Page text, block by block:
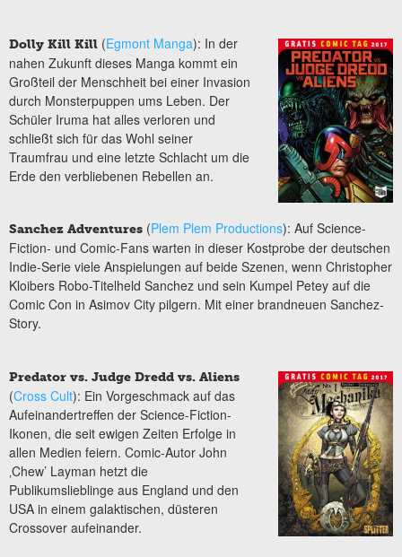
Dolly Kill Kill (Egmont Manga): In der
nahen Zukunft dieses Manga kommt ein
Großteil der Menschheit bei einer Invasion
durch Monsterpuppen ums Leben. Der
Schüler Iruma hat alles verloren und
schließt sich für das Wohl seiner
Traumfrau und eine letzte Schlacht um die
Erde den verbliebenen Rebellen an.
Sanchez Adventures (Plem Plem Productions): Auf Science-
Fiction- und Comic-Fans warten in dieser Kostprobe der deutschen
Indie-Serie viele Anspielungen auf beide Szenen, wenn Christopher
Kloibers Robo-Titelheld Sanchez und sein Kumpel Petey auf die
Comic Con in Asimov City pilgern. Mit einer brandneuen Sanchez-
Story.
Predator vs. Judge Dredd vs. Aliens
(Cross Cult): Ein Vorgeschmack auf das
Aufeinandertreffen der Science-Fiction-
Ikonen, die seit ewigen Zeiten Erfolge in
allen Medien feiern. Comic-Autor John
‚Chew’ Layman hetzt die
Publikumslieblinge aus England und den
USA in einem galaktischen, düsteren
Crossover aufeinander.